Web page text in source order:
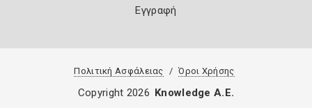
Εγγραφή
Πολιτική Ασφάλειας Όροι Χρήσης
Copyright 2026 Knowledge A.E.